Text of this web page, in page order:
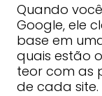
Quando
Google, ele
base em
quais estão
teor com as
de cada site.